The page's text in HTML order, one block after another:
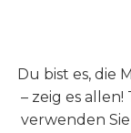
Du bist es, die
– zeig es allen!
verwenden Sie